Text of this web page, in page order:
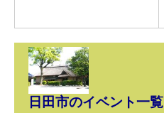
日田市のイベント一覧